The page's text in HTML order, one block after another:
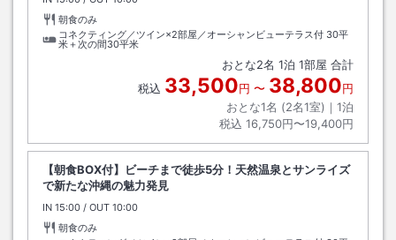
朝食のみ
コネクティング／ツイン×2部屋／オーシャンビューテラス付 30平
米＋次の間30平米
おとな2名 1泊 1部屋 合計
税込 33,500円 〜 38,800円
おとな1名 (2名1室)｜ 1泊
税込 16,750円〜19,400円
【朝食BOX付】ビーチまで徒歩5分！天然温泉とサンライズ
で新たな沖縄の魅力発見
IN チェックイン
15:00 / OUT チェックアウト
10:00
朝食のみ